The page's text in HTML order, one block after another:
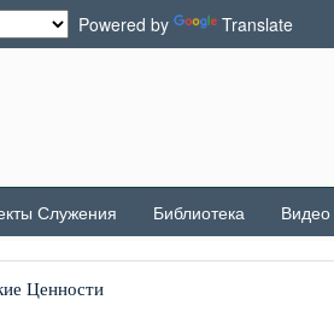
Powered by Translate
Служения Библиотека Видео
Ценности